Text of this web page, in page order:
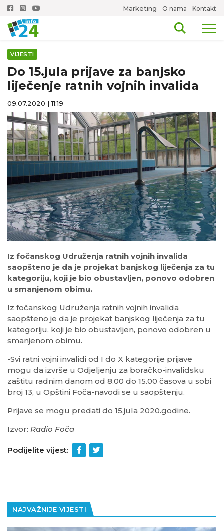
Marketing O nama Kontakt
VIJESTI
Do 15.jula prijave za banjsko
liječenje ratnih vojnih invalida
09.07.2020 | 11:19
Iz fočanskog Udruženja ratnih vojnih invalida
saopšteno je da je projekat banjskog liječenja za tu
kategoriju, koji je bio obustavljen, ponovo odobren
u smanjenom obimu.
Iz fočanskog Udruženja ratnih vojnih invalida
saopšteno je da je projekat banjskog liječenja za tu
kategoriju, koji je bio obustavljen, ponovo odobren u
smanjenom obimu.
-Svi ratni vojni invalidi od I do X kategorije prijave
mogu da izvrše u Odjeljenju za boračko-invalidsku
zaštitu radnim danom od 8.00 do 15.00 časova u sobi
broj 13, u Opštini Foča-navodi se u saopštenju.
Prijave se mogu predati do 15.jula 2020.godine.
Izvor: Radio Foča
Podijelite vijest:
NAJVAŽNIJE VIJESTI